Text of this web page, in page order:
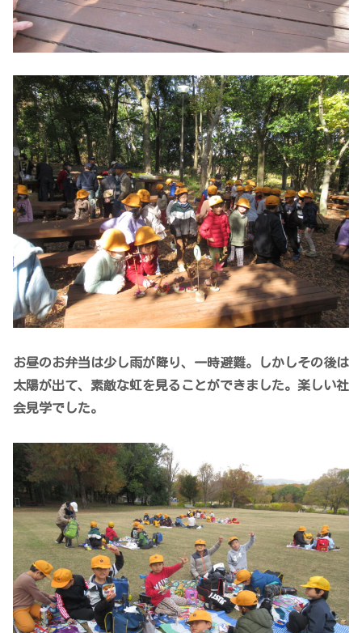
お昼のお弁当は少し雨が降り、一時避難。しかしその後は
太陽が出て、素敵な虹を見ることができました。楽しい社
会見学でした。